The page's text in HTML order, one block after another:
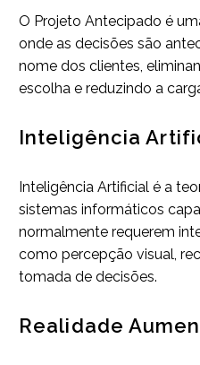
O Projeto Antecipado é
onde as decisões são
nome dos clientes,
escolha e reduzindo a
Inteligência
Inteligência Artificial é a
sistemas informáticos
normalmente requerem
como percepção visual,
tomada de decisões.
Realidade